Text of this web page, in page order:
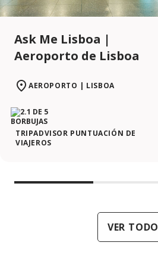
Ask Me Lisboa |
Aeroporto de Lisboa
AEROPORTO | LISBOA
TRIPADVISOR PUNTUACIÓN DE
VIAJEROS
VER TODO